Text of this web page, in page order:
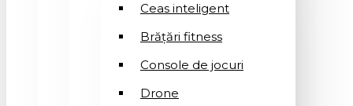
Ceas inteligent
Brățări fitness
Console de jocuri
Drone